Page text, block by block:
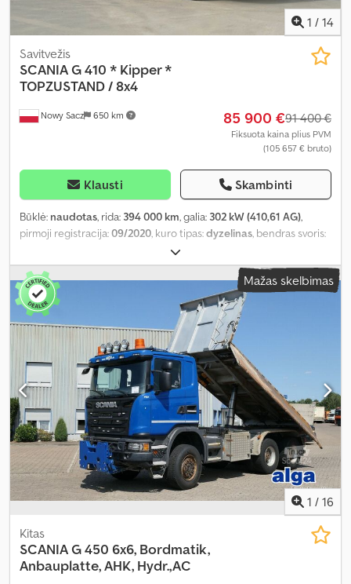
1 / 14
Nowy Sacz 650 km
Savitvežis
SCANIAG 410 * Kipper *
TOPZUSTAND / 8x4
85 900 €91 400 €
Fiksuota kaina plius PVM
(105 657 € bruto)
Klausti Skambinti
Būklė: naudotas, rida: 394 000 km, galia: 302 kW (410,61 AG),
pirmoji registracija:09/2020, kuro tipas:dyzelinas, bendras svoris:
3 ašys
tipas:automatinis, krovimo vietos ilgis:5 700 mm, krovinių skyriaus
plotis:2 400 mm, krovos erdvės aukštis:1 000 mm, Gamybos metai:
2020, Įranga: ABS, oro kondicionavimas,
Mažas skelbimas
1 / 16
Kitas
SCANIAG 450 6x6, Bordmatik,
Anbauplatte, AHK, Hydr.,AC